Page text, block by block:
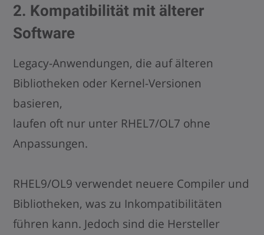
2. Kompatibilität mit älterer
Software
Legacy-Anwendungen, die auf älteren
Bibliotheken oder Kernel-Versionen
basieren,
laufen oft nur unter RHEL7/OL7 ohne
Anpassungen.
RHEL9/OL9 verwendet neuere Compiler und
Bibliotheken, was zu Inkompatibilitäten
führen kann. Jedoch sind die Hersteller